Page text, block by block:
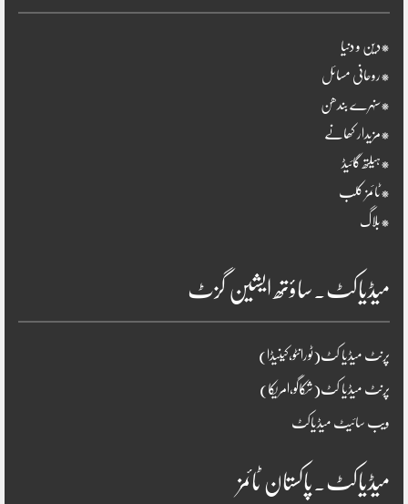
*دین و دنیا
*روحانی مسائل
*سنہرے بندھن
*مزیدار کھانے
*ہیلتھ گائیڈ
*ٹائمز کلب
*بلاگ
میڈیاکٹ۔ساؤتھ ایشین گزٹ
پرنٹ میڈیا کٹ(ٹورانٹو،کینیڈا)
پرنٹ میڈیا کٹ(شکاگو،امریکا)
ویب سائیٹ میڈیاکٹ
میڈیاکٹ۔پاکستان ٹائمز